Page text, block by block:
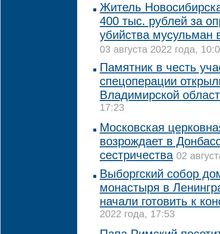
Житель
400 тыс. рублей за
убийства мусульман
03 августа 2022 года,
Памятник в честь
спецоперации
Владимирской
17:23
Московская
возрождает в
сестричества 02
Выборгский собор
монастыря в
начали готовить к
2022 года, 17:53